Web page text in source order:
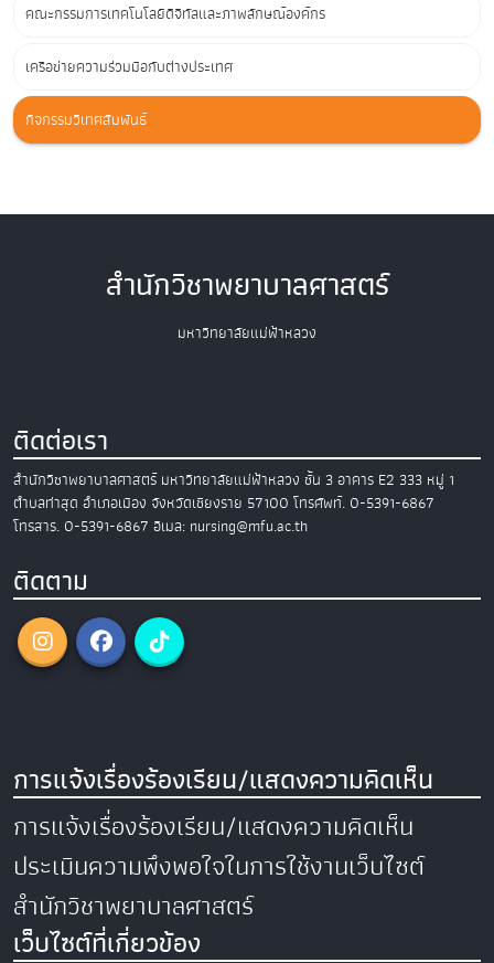
คณะกรรมการเทคโนโลยีดิจิทัลและภาพลักษณ์องค์กร
เครือข่ายความร่วมมือกับต่างประเทศ
กิจกรรมวิเทศสัมพันธ์
สำนักวิชาพยาบาลศาสตร์
มหาวิทยาลัยแม่ฟ้าหลวง
ติดต่อเรา
สำนักวิชาพยาบาลศาสตร์ มหาวิทยาลัยแม่ฟ้าหลวง ชั้น 3 อาคาร E2 333 หมู่ 1
ตำบลท่าสุด อำเภอเมือง จังหวัดเชียงราย 57100 โทรศัพท์. 0-5391-6867
โทรสาร. 0-5391-6867 อีเมล: nursing@mfu.ac.th
ติดตาม
การแจ้งเรื่องร้องเรียน/แสดงความคิดเห็น
การแจ้งเรื่องร้องเรียน/แสดงความคิดเห็น
ประเมินความพึงพอใจในการใช้งานเว็บไซต์
สำนักวิชาพยาบาลศาสตร์
เว็บไซต์ที่เกี่ยวข้อง